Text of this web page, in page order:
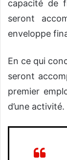
capacité de
seront
enveloppe
En ce qui
seront
premier
d’une activité.